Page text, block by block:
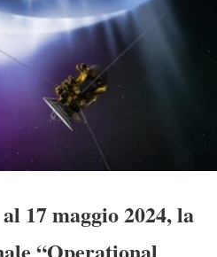
17 maggio 2024, la